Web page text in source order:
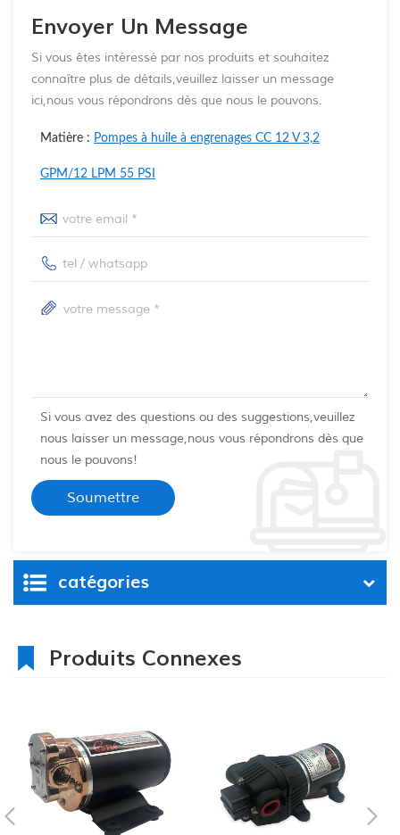
Envoyer Un Message
Si vous êtes intéressé par nos produits et souhaitez
connaître plus de détails,veuillez laisser un message
ici,nous vous répondrons dès que nous le pouvons.
Matière : Pompes à huile à engrenages CC 12 V 3,2
GPM/12 LPM 55 PSI
Si vous avez des questions ou des suggestions,veuillez
nous laisser un message,nous vous répondrons dès que
nous le pouvons!
catégories
Produits Connexes